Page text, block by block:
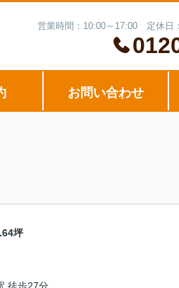
営業時間：10:00～17:00 定休日
お問い合わせ
坪